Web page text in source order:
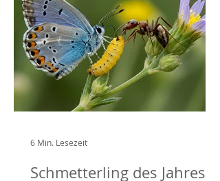
Schmetterling des Jahres
6 Min. Lesezeit